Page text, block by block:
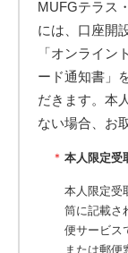
MUFGテラス
には、口座開
「オンライン
ード通知書」
だきます。本
ない場合、お
＊ 本人限定受
本人限定受
筒に記載さ
便サービス
または郵便